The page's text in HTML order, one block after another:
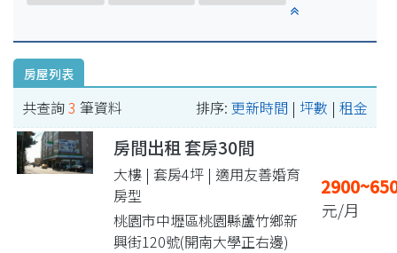
房屋列表
共查詢3 筆資料 排序: 更新時間 | 坪數 | 租金
房間出租 套房30間
大樓 | 套房4坪 | 適用友善婚育
房型
桃園市中壢區桃園縣蘆竹鄉新
興街120號(開南大學正右邊)
元/月